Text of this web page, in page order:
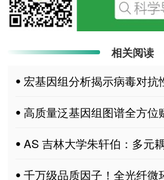
相关阅读